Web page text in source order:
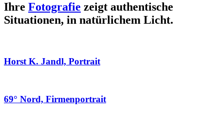
Ihre Fotografie zeigt authentische
Situationen, in natürlichem Licht.
Horst K. Jandl, Portrait
69° Nord, Firmenportrait